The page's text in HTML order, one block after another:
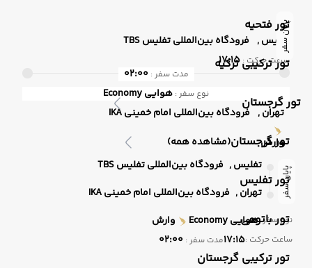
تور فتحیه
تور ترکیبی ترکیه
تور گرجستان
تور گرجستان(مشاهده همه)
تور تفلیس
تور باتومی
تور ترکیبی گرجستان
پایان سفر
تفلیس , فرودگاه بین‌المللی تفلیس TBS
ساعت حرکت :17:15
مدت سفر :02:00
نوع سفر : هوایی
تهران , فرودگاه بین‌المللی امام خمینی IKA
وارش
پایان سفر تفلیس , فرودگاه بین‌المللی تفلیس TBS
تهران , فرودگاه بین‌المللی امام خمینی IKA
نوع سفر :هوایی وارش
ساعت حرکت :17:15مدت سفر : 02:00